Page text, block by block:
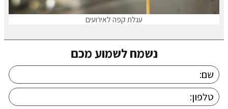
עגלת קפה לאירועים
נשמח לשמוע מכם